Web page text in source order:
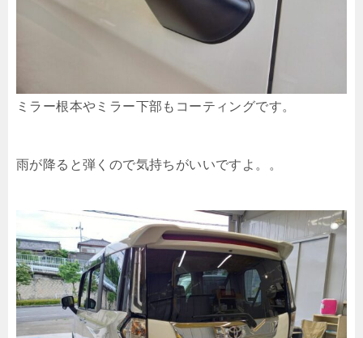
ミラー根本やミラー下部もコーティングです。
雨が降ると弾くので気持ちがいいですよ。。